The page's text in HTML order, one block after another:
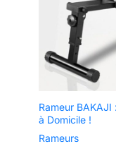
Rameur
à Domicile !
Rameurs